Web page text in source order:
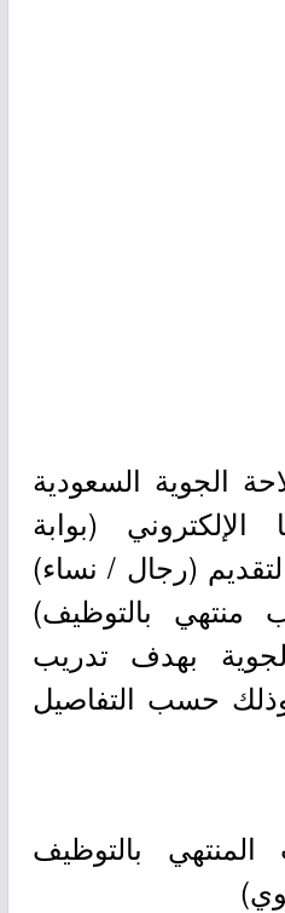
الجوية السعودية
(بوابة
(رجال / نساء)
منتهي بالتوظيف)
بهدف تدريب
وذلك حسب التفاصيل
بالتوظيف